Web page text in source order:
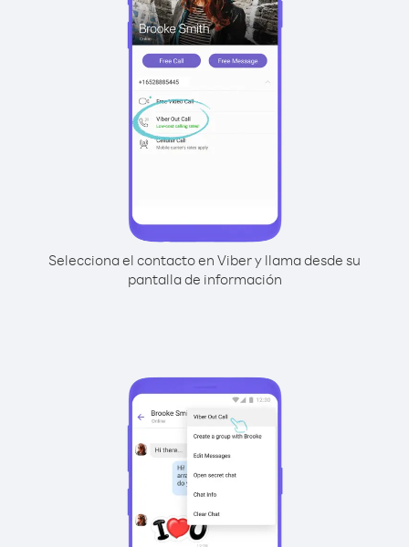
Selecciona el contacto en Viber y llama desde su
pantalla de información